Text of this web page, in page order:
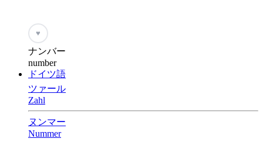
♥
ナンバー
number
ドイツ語
ツァール
Zahl
ヌンマー
Nummer